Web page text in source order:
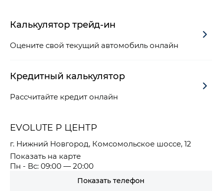
Калькулятор трейд-ин
Оцените свой текущий автомобиль онлайн
Кредитный калькулятор
Рассчитайте кредит онлайн
EVOLUTE Р ЦЕНТР
г. Нижний Новгород, Комсомольское шоссе, 12
Показать на карте
Пн - Вс: 09:00 — 20:00
Показать телефон